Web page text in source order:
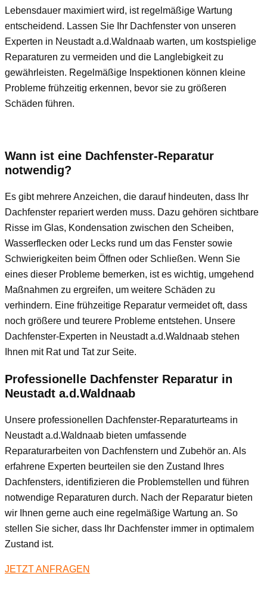
Lebensdauer maximiert wird, ist regelmäßige Wartung
entscheidend. Lassen Sie Ihr Dachfenster von unseren
Experten in Neustadt a.d.Waldnaab warten, um kostspielige
Reparaturen zu vermeiden und die Langlebigkeit zu
gewährleisten. Regelmäßige Inspektionen können kleine
Probleme frühzeitig erkennen, bevor sie zu größeren
Schäden führen.
Wann ist eine Dachfenster-Reparatur
notwendig?
Es gibt mehrere Anzeichen, die darauf hindeuten, dass Ihr
Dachfenster repariert werden muss. Dazu gehören sichtbare
Risse im Glas, Kondensation zwischen den Scheiben,
Wasserflecken oder Lecks rund um das Fenster sowie
Schwierigkeiten beim Öffnen oder Schließen. Wenn Sie
eines dieser Probleme bemerken, ist es wichtig, umgehend
Maßnahmen zu ergreifen, um weitere Schäden zu
verhindern. Eine frühzeitige Reparatur vermeidet oft, dass
noch größere und teurere Probleme entstehen. Unsere
Dachfenster-Experten in Neustadt a.d.Waldnaab stehen
Ihnen mit Rat und Tat zur Seite.
Professionelle Dachfenster Reparatur in
Neustadt a.d.Waldnaab
Unsere professionellen Dachfenster-Reparaturteams in
Neustadt a.d.Waldnaab bieten umfassende
Reparaturarbeiten von Dachfenstern und Zubehör an. Als
erfahrene Experten beurteilen sie den Zustand Ihres
Dachfensters, identifizieren die Problemstellen und führen
notwendige Reparaturen durch. Nach der Reparatur bieten
wir Ihnen gerne auch eine regelmäßige Wartung an. So
stellen Sie sicher, dass Ihr Dachfenster immer in optimalem
Zustand ist.
JETZT ANFRAGEN